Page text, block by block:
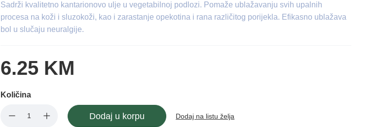
Sadrži kvalitetno kantarionovo ulje u vegetabilnoj podlozi. Pomaže ublažavanju svih upalnih
procesa na koži i sluzokoži, kao i zarastanje opekotina i rana različitog porijekla. Efikasno ublažava
bol u slučaju neuralgije.
6.25 KM
Količina
Dodaj u korpu Dodaj na listu želja